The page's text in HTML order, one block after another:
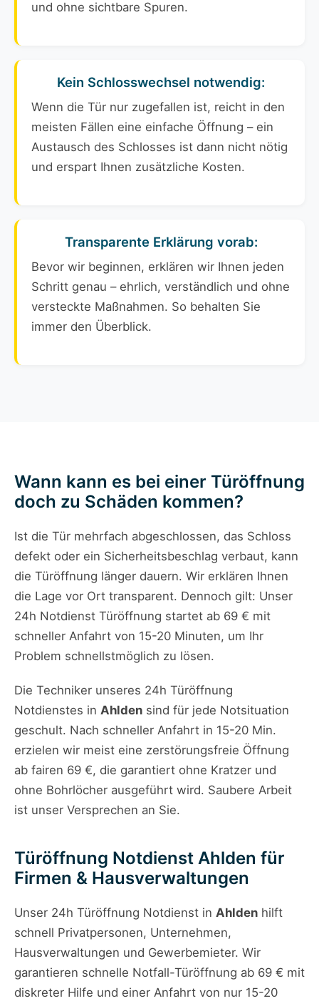
und ohne sichtbare Spuren.
Kein Schlosswechsel notwendig:
Wenn die Tür nur zugefallen ist, reicht in den
meisten Fällen eine einfache Öffnung – ein
Austausch des Schlosses ist dann nicht nötig
und erspart Ihnen zusätzliche Kosten.
Transparente Erklärung vorab:
Bevor wir beginnen, erklären wir Ihnen jeden
Schritt genau – ehrlich, verständlich und ohne
versteckte Maßnahmen. So behalten Sie
immer den Überblick.
Wann kann es bei einer Türöffnung
doch zu Schäden kommen?
Ist die Tür mehrfach abgeschlossen, das Schloss
defekt oder ein Sicherheitsbeschlag verbaut, kann
die Türöffnung länger dauern. Wir erklären Ihnen
die Lage vor Ort transparent. Dennoch gilt: Unser
24h Notdienst Türöffnung startet ab 69 € mit
schneller Anfahrt von 15-20 Minuten, um Ihr
Problem schnellstmöglich zu lösen.
Die Techniker unseres 24h Türöffnung
Notdienstes in Ahlden sind für jede Notsituation
geschult. Nach schneller Anfahrt in 15-20 Min.
erzielen wir meist eine zerstörungsfreie Öffnung
ab fairen 69 €, die garantiert ohne Kratzer und
ohne Bohrlöcher ausgeführt wird. Saubere Arbeit
ist unser Versprechen an Sie.
Türöffnung Notdienst Ahlden für
Firmen & Hausverwaltungen
Unser 24h Türöffnung Notdienst in Ahlden hilft
schnell Privatpersonen, Unternehmen,
Hausverwaltungen und Gewerbemieter. Wir
garantieren schnelle Notfall-Türöffnung ab 69 € mit
diskreter Hilfe und einer Anfahrt von nur 15-20